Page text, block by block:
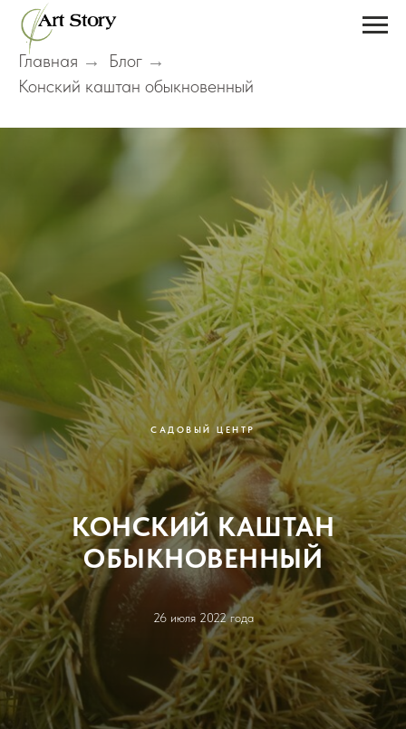
Главная → Блог →
Конский каштан обыкновенный
САДОВЫЙ ЦЕНТР
КОНСКИЙ КАШТАН
ОБЫКНОВЕННЫЙ
26 июля 2022 года